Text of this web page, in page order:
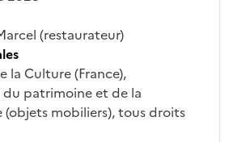
(restaurateur)
la Culture (France),
patrimoine et de la
mobiliers), tous droits